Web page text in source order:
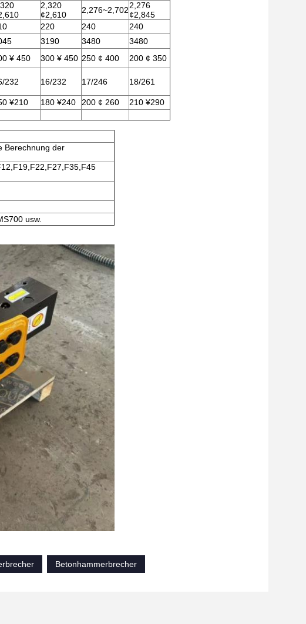
2,320
¢2,610
2,276~2,7022,276
¢2,845
220 240
240
3190 3480
3480
¥ 450 300 ¥ 450 250 ¢ 400
200 ¢ 350
232 16/232 17/246 18/261
¥210 180 ¥240 200 ¢ 260 210 ¥290
Berechnung der
usw.
Betonhammerbrecher